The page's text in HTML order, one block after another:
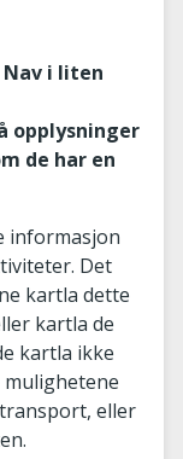
i liten
opplysninger
de har en
informasjon
Det
kartla dette
kartla de
kartla ikke
eller